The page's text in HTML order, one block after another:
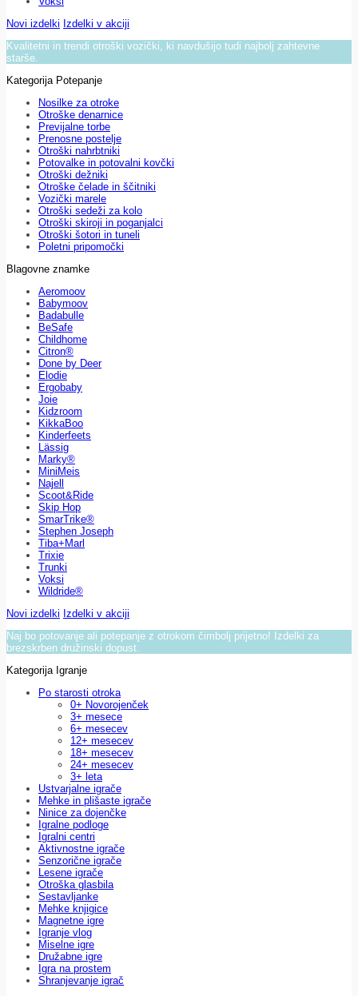
Novi izdelki Izdelki v akciji
Kvalitetni in trendi otroški vozički, ki navdušijo tudi najbolj zahtevne
starše.
Kategorija Potepanje
Nosilke za otroke
Otroške denarnice
Previjalne torbe
Prenosne postelje
Otroški nahrbtniki
Potovalke in potovalni kovčki
Otroški dežniki
Otroške čelade in ščitniki
Vozički marele
Otroški sedeži za kolo
Otroški skiroji in poganjalci
Otroški šotori in tuneli
Poletni pripomočki
Blagovne znamke
Aeromoov
Babymoov
Badabulle
BeSafe
Childhome
Citron®
Done by Deer
Elodie
Ergobaby
Joie
Kidzroom
KikkaBoo
Kinderfeets
Lässig
Marky®
MiniMeis
Najell
Scoot&Ride
Skip Hop
SmarTrike®
Stephen Joseph
Tiba+Marl
Trixie
Trunki
Voksi
Wildride®
Novi izdelki Izdelki v akciji
Naj bo potovanje ali potepanje z otrokom čimbolj prijetno! Izdelki za
brezskrben družinski dopust.
Kategorija Igranje
Po starosti otroka
0+ Novorojenček
3+ mesece
6+ mesecev
12+ mesecev
18+ mesecev
24+ mesecev
3+ leta
Ustvarjalne igrače
Mehke in plišaste igrače
Ninice za dojenčke
Igralne podloge
Igralni centri
Aktivnostne igrače
Senzorične igrače
Lesene igrače
Otroška glasbila
Sestavljanke
Mehke knjigice
Magnetne igre
Igranje vlog
Miselne igre
Družabne igre
Igra na prostem
Shranjevanje igrač